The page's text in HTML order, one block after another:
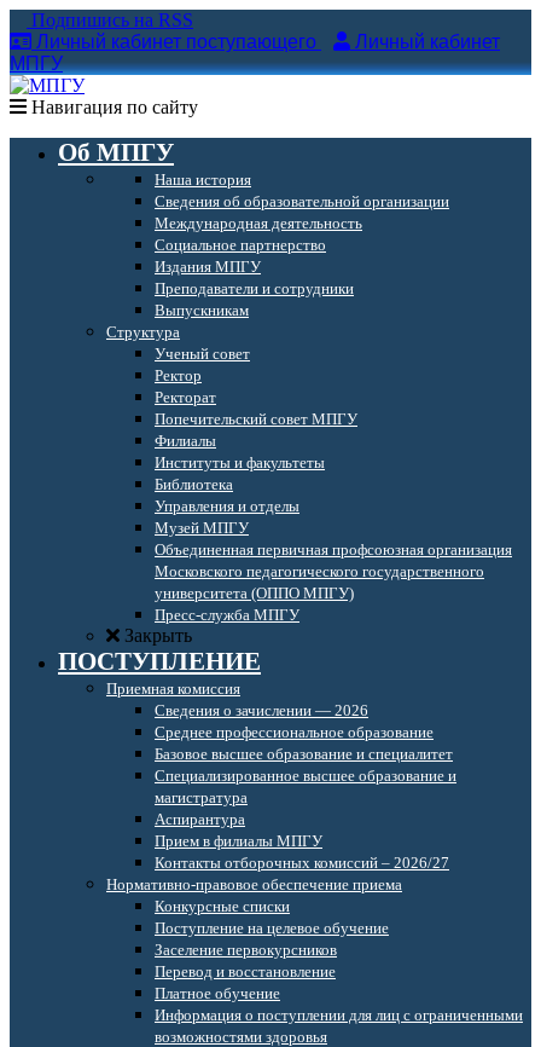
Подпишись на RSS
Личный кабинет поступающего
Личный кабинет
МПГУ
Навигация по сайту
Об МПГУ
Наша история
Сведения об образовательной организации
Международная деятельность
Социальное партнерство
Издания МПГУ
Преподаватели и сотрудники
Выпускникам
Структура
Ученый совет
Ректор
Ректорат
Попечительский совет МПГУ
Филиалы
Институты и факультеты
Библиотека
Управления и отделы
Музей МПГУ
Объединенная первичная профсоюзная организация
Московского педагогического государственного
университета (ОППО МПГУ)
Пресс-служба МПГУ
Закрыть
ПОСТУПЛЕНИЕ
Приемная комиссия
Сведения о зачислении — 2026
Среднее профессиональное образование
Базовое высшее образование и специалитет
Специализированное высшее образование и
магистратура
Аспирантура
Прием в филиалы МПГУ
Контакты отборочных комиссий – 2026/27
Нормативно-правовое обеспечение приема
Конкурсные списки
Поступление на целевое обучение
Заселение первокурсников
Перевод и восстановление
Платное обучение
Информация о поступлении для лиц с ограниченными
возможностями здоровья